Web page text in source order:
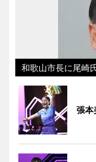
和歌山市長に尾崎
張